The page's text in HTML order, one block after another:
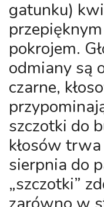
gatunku)
pokrojem.
odmiany są
czarne,
szczotki do
kłosów
sierpnia do
„szczotki”